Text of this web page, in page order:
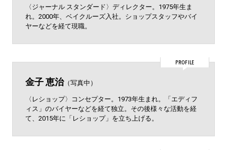
〈ジャーナル スタンダード〉ディレクター。1975年生ま
れ。2000年、ベイクルーズ入社。ショップスタッフやバイ
ヤーなどを経て現職。
PROFILE
金子 恵治（写真中）
〈レショップ〉コンセプター。1973年生まれ。「エディフ
ィス」のバイヤーなどを経て独立。その後様々な活動を経
て、2015年に「レショップ」を立ち上げる。